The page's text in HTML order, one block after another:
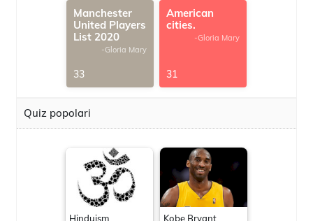
Manchester
United Players
List 2020
-Gloria Mary
33
American
cities.
-Gloria Mary
31
Quiz popolari
Hinduism Kobe Bryant